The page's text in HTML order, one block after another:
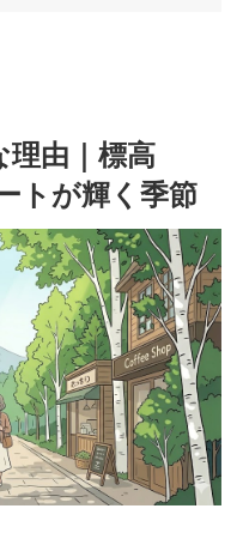
理由｜標高
トが輝く季節